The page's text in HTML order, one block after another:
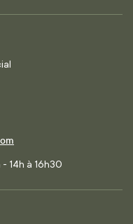
14h à 16h30